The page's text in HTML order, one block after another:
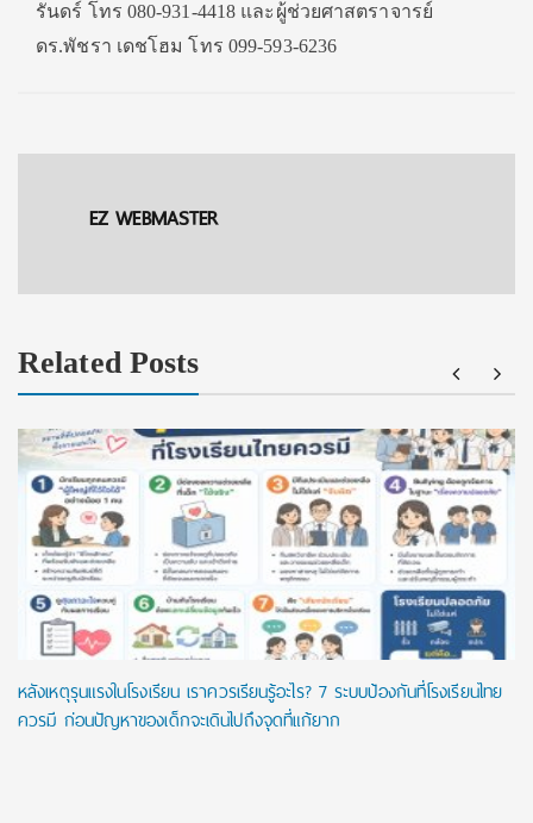
รันดร์ โทร 080-931-4418 และผู้ช่วยศาสตราจารย์
ดร.พัชรา เดชโฮม โทร 099-593-6236
EZ WEBMASTER
Related Posts
หลังเหตุรุนแรงในโรงเรียน เราควรเรียนรู้อะไร? 7 ระบบป้องกันที่โรงเรียนไทย
ควรมี ก่อนปัญหาของเด็กจะเดินไปถึงจุดที่แก้ยาก